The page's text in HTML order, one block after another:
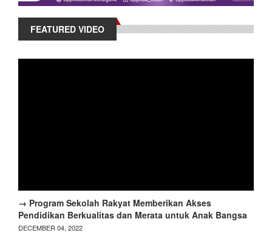
FEATURED VIDEO
→ Program Sekolah Rakyat Memberikan Akses
Pendidikan Berkualitas dan Merata untuk Anak Bangsa
DECEMBER 04, 2022